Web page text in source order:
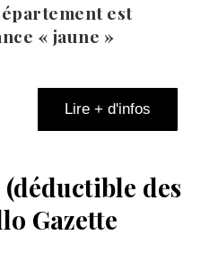
est
« jaune »
Lire + d'infos
des
Gazette